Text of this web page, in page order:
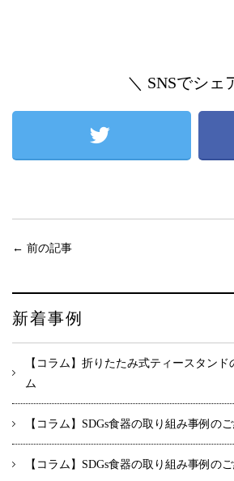
＼ SNSでシェ
← 前の記事
新着事例
【コラム】折りたたみ式ティースタン
ム
【コラム】SDGs食器の取り組み事例のご
【コラム】SDGs食器の取り組み事例の